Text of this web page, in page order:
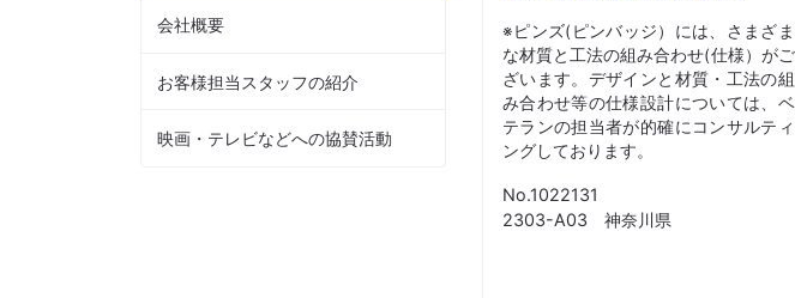
会社概要
お客様担当スタッフの紹介
映画・テレビなどへの協賛活動
※ピンズ(ピンバッジ）には、さまざま
な材質と工法の組み合わせ(仕様）がご
ざいます。デザインと材質・工法の組
み合わせ等の仕様設計については、ベ
テランの担当者が的確にコンサルティ
ングしております。
No.1022131
2303-A03 神奈川県